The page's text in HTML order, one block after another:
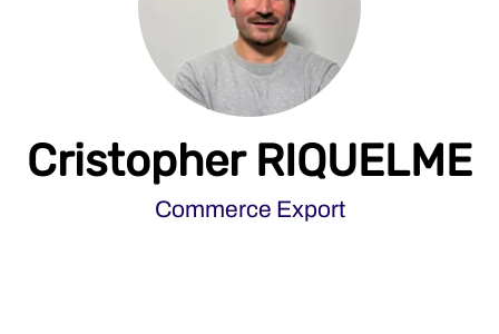
Cristopher RIQUELME
Commerce Export